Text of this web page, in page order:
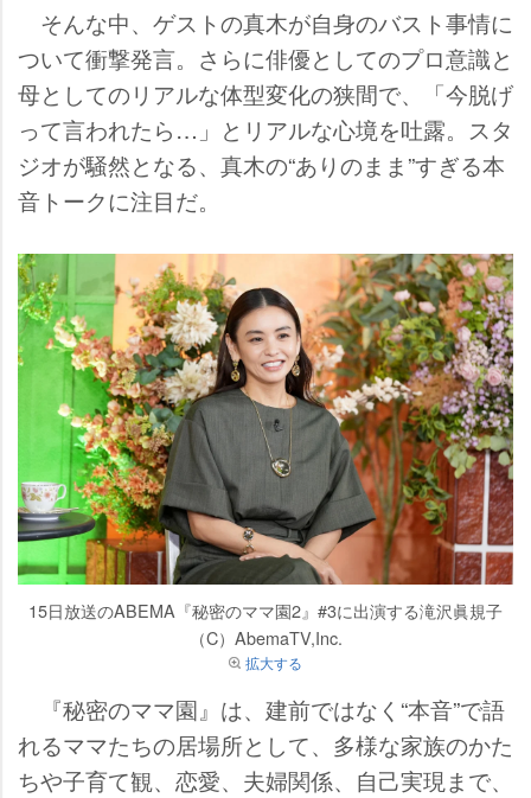
そんな中、ゲストの真木が自身のバスト事情に
ついて衝撃発言。さらに俳優としてのプロ意識と
母としてのリアルな体型変化の狭間で、「今脱げ
って言われたら…」とリアルな心境を吐露。スタ
ジオが騒然となる、真木の“ありのまま”すぎる本
音トークに注目だ。
15日放送のABEMA『秘密のママ園2』#3に出演する滝沢眞規子
（C）AbemaTV,Inc.
拡大する
『秘密のママ園』は、建前ではなく“本音”で語
れるママたちの居場所として、多様な家族のかた
ちや子育て観、恋愛、夫婦関係、自己実現まで、